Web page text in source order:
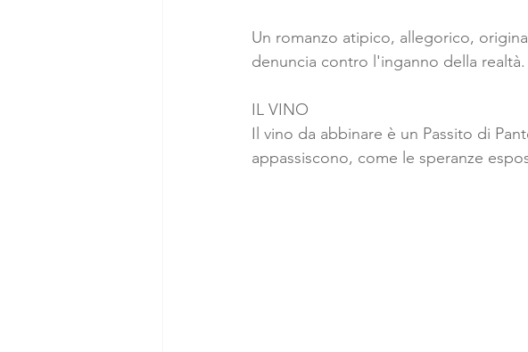
Un romanzo atipico, allegorico,
denuncia contro l'inganno della realtà.
IL VINO
Il vino da abbinare è un Passito di
appassiscono, come le speranze